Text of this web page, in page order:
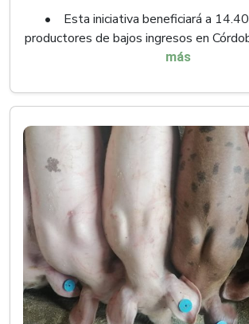
• Esta iniciativa beneficiará a
productores de bajos ingresos en
más